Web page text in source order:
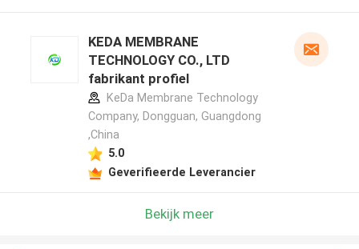
KEDA MEMBRANE
TECHNOLOGY CO., LTD
fabrikant profiel
KeDa Membrane Technology
Company, Dongguan, Guangdong
,China
5.0
Geverifieerde Leverancier
Bekijk meer